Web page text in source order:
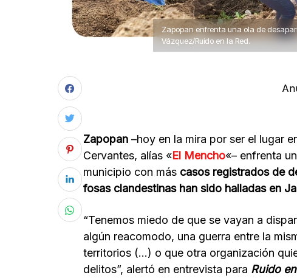
Zapopan enfrenta una ola de
Vázquez/Ruido en la Red.
Zapopan –hoy en la mira por ser el lugar
Cervantes, alías «El Mencho«– enfrenta
municipio con más casos registrados de
fosas clandestinas han sido halladas en
“Tenemos miedo de que se vayan a
algún reacomodo, una guerra entre la
territorios (…) o que otra organización
delitos”, alertó en entrevista para Ruido